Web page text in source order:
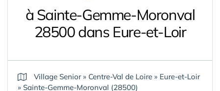
à Sainte-Gemme-Moronval
28500 dans Eure-et-Loir
Village Senior» Centre-Val de Loire » Eure-et-Loir
» Sainte-Gemme-Moronval (28500)